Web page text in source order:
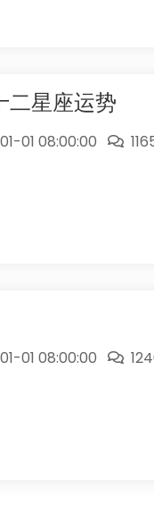
二星座运势
01 08:00:00
01 08:00:00